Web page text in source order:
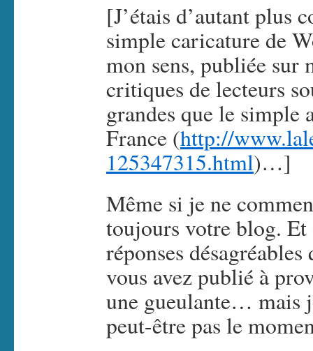
[J’étais d’autant plus
simple caricature de
mon sens, publiée sur
critiques de lecteurs
grandes que le simple
France (http://
125347315.html)…]
Même si je ne
toujours votre blog. Et
réponses
vous avez publié à
une gueulante… mais
peut-être pas le